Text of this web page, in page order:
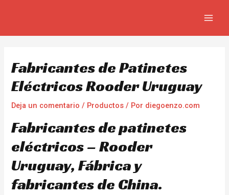
Fabricantes de Patinetes
Eléctricos Rooder Uruguay
Deja un comentario / Productos / Por diegoenzo.com
Fabricantes de patinetes
eléctricos – Rooder
Uruguay, Fábrica y
fabricantes de China.